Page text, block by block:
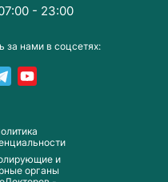
и
органы
за нами в соцсетях:
- 23:00